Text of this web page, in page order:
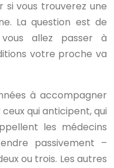
si vous trouverez une
La question est de
allez passer à
votre proche va
à accompagner
qui anticipent, qui
les médecins
passivement –
ou trois. Les autres